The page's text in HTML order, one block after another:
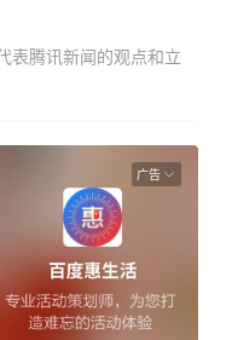
表腾讯新闻的观点和立
广告